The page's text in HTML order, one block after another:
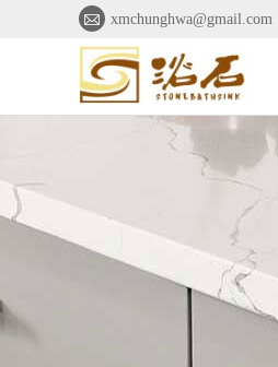
 xmchunghwa@gmail.com